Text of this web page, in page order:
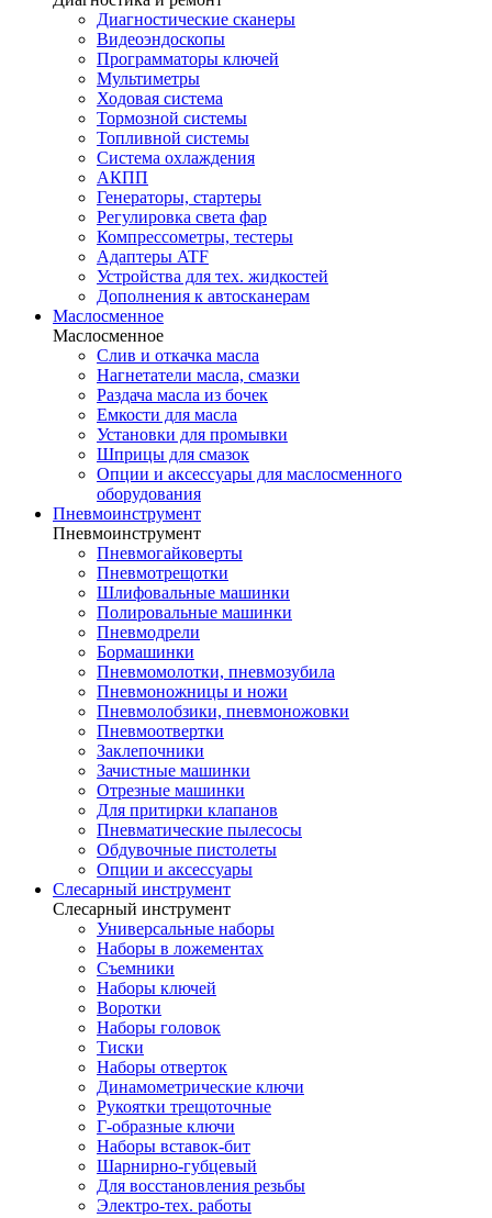
Диагностические сканеры
Видеоэндоскопы
Программаторы ключей
Мультиметры
Ходовая система
Тормозной системы
Топливной системы
Система охлаждения
АКПП
Генераторы, стартеры
Регулировка света фар
Компрессометры, тестеры
Адаптеры ATF
Устройства для тех. жидкостей
Дополнения к автосканерам
Маслосменное
Маслосменное
Слив и откачка масла
Нагнетатели масла, смазки
Раздача масла из бочек
Емкости для масла
Установки для промывки
Шприцы для смазок
Опции и аксессуары для маслосменного
оборудования
Пневмоинструмент
Пневмоинструмент
Пневмогайковерты
Пневмотрещотки
Шлифовальные машинки
Полировальные машинки
Пневмодрели
Бормашинки
Пневмомолотки, пневмозубила
Пневмоножницы и ножи
Пневмолобзики, пневмоножовки
Пневмоотвертки
Заклепочники
Зачистные машинки
Отрезные машинки
Для притирки клапанов
Пневматические пылесосы
Обдувочные пистолеты
Опции и аксессуары
Слесарный инструмент
Слесарный инструмент
Универсальные наборы
Наборы в ложементах
Съемники
Наборы ключей
Воротки
Наборы головок
Тиски
Наборы отверток
Динамометрические ключи
Рукоятки трещоточные
Г-образные ключи
Наборы вставок-бит
Шарнирно-губцевый
Для восстановления резьбы
Электро-тех. работы